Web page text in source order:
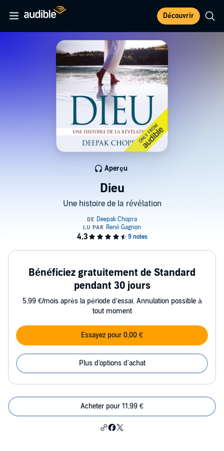
Découvrir
Dieu
Une histoire de la révélation
Aperçu
Bénéficiez gratuitement de Standard
pendant 30 jours
5,99 €/mois après la période d’essai. Annulation possible à
tout moment
Essayez pour 0,00 €
Plus d'options d'achat
Acheter pour 11,99 €